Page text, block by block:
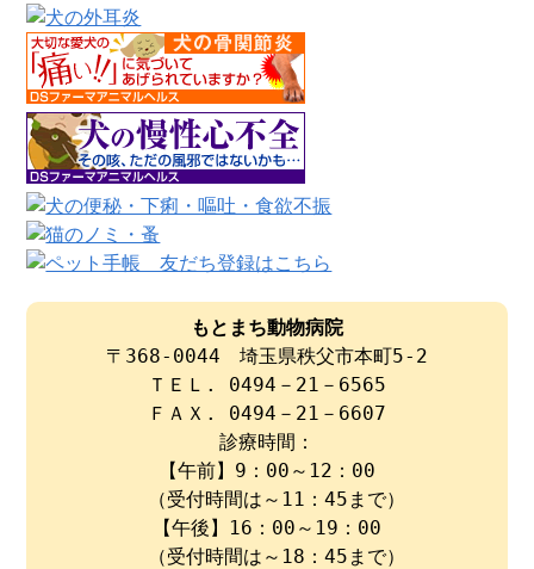
もとまち動物病院
〒368-0044 埼玉県秩父市本町5-2
ＴＥＬ. 0494－21－6565
ＦＡＸ. 0494－21－6607
診療時間：
【午前】9：00～12：00
（受付時間は～11：45まで）
【午後】16：00～19：00
（受付時間は～18：45まで）